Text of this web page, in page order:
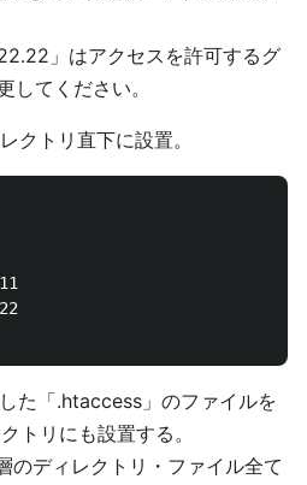
」はアクセスを許可するグ
してください。
クトリ直下に設置。
た「.htaccess」のファイルを
トリにも設置する。
のディレクトリ・ファイル全て